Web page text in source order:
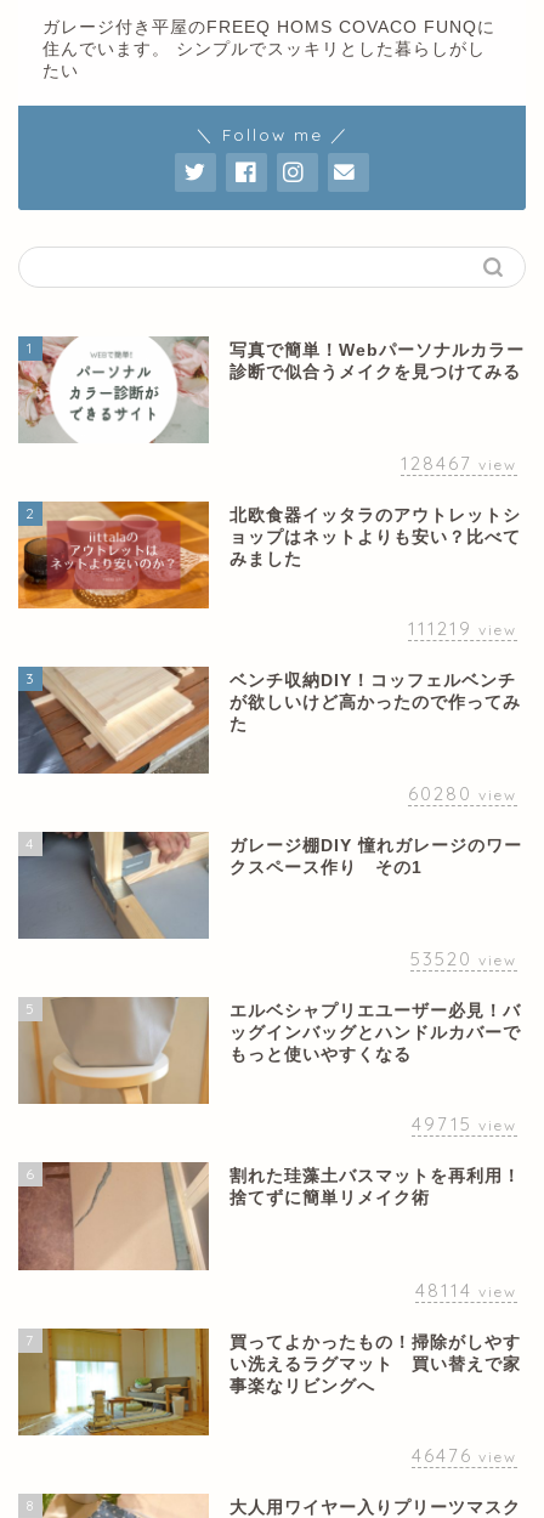
ガレージ付き平屋のFREEQ HOMS COVACO FUNQに
住んでいます。 シンプルでスッキリとした暮らしがし
たい
＼ Follow me ／
1
写真で簡単！Webパーソナルカラー
診断で似合うメイクを見つけてみる
128467 view
2
北欧食器イッタラのアウトレットシ
ョップはネットよりも安い？比べて
みました
111219 view
3
ベンチ収納DIY！コッフェルベンチ
が欲しいけど高かったので作ってみ
た
60280 view
4
ガレージ棚DIY 憧れガレージのワー
クスペース作り その1
53520 view
5
エルベシャプリエユーザー必見！バ
ッグインバッグとハンドルカバーで
もっと使いやすくなる
49715 view
6
割れた珪藻土バスマットを再利用！
捨てずに簡単リメイク術
48114 view
7
買ってよかったもの！掃除がしやす
い洗えるラグマット 買い替えで家
事楽なリビングへ
46476 view
8
大人用ワイヤー入りプリーツマスク